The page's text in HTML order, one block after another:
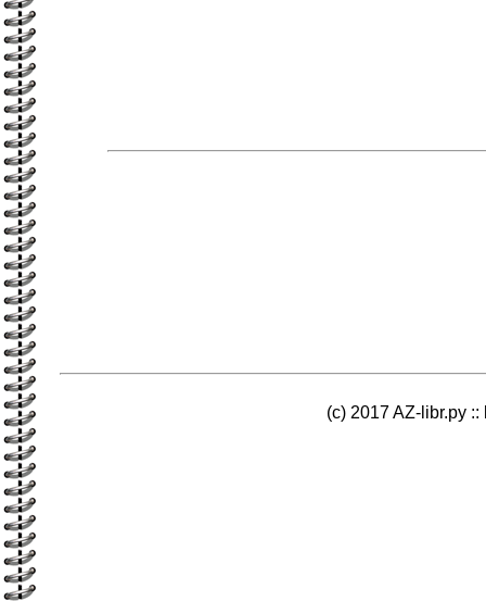
(c) 2017 AZ-libr.ру ::